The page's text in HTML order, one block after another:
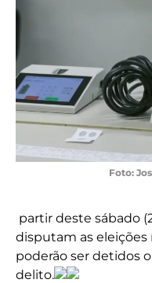
Foto:
partir deste sábado
disputam as
poderão ser detidos
delito.